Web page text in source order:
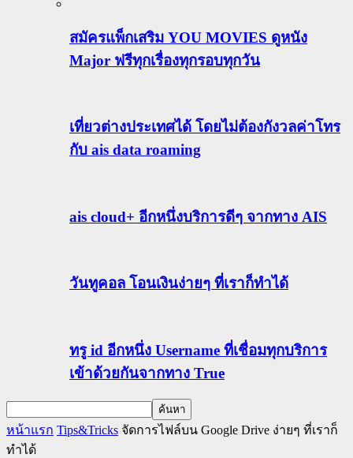
สมัครแพ็กเสริม YOU MOVIES ดูหนัง
Major ฟรีทุกเรื่องทุกรอบทุกวัน
เที่ยวต่างประเทศได้ โดยไม่ต้องกังวลค่าโทร
กับ ais data roaming
ais cloud+ อีกหนึ่งบริการดีๆ จากทาง AIS
วันทูคอล โอนเงินง่ายๆ ที่เราก็ทำได้
ทรู id อีกหนึ่ง Username ที่เชื่อมทุกบริการ
เข้าด้วยกันจากทาง True
หน้าแรก Tips&Tricks จัดการไฟล์บน Google Drive ง่ายๆ ที่เราก็
ทำได้